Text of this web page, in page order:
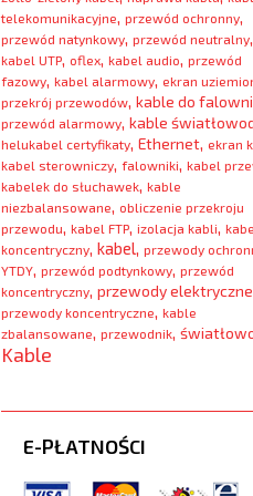
telekomunikacyjne, przewód ochronny,
przewód natynkowy, przewód neutralny,
kabel UTP, oflex, kabel audio, przewód
fazowy, kabel alarmowy, ekran
przekrój przewodów, kable do
przewód alarmowy, kable
helukabel certyfikaty, Ethernet, ekran
kabel sterowniczy, falowniki, kabel
kabelek do słuchawek, kable
niezbalansowane, obliczenie przekroju
przewodu, kabel FTP, izolacja kabli,
koncentryczny, kabel, przewody
YTDY, przewód podtynkowy, przewód
koncentryczny, przewody elektryczne
przewody koncentryczne, kable
zbalansowane, przewodnik,
Kable
E-PŁATNOŚCI